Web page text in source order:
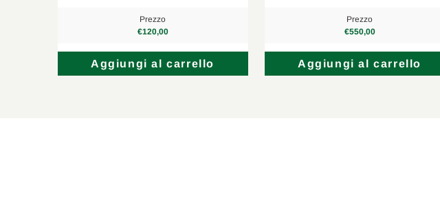
Prezzo
€120,00
Aggiungi al carrello
Prezzo
€550,00
Aggiungi al carrello